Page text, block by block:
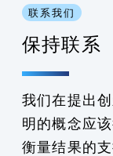
联系我们
保持联系
我们在提出
明的概念应
衡量结果的支